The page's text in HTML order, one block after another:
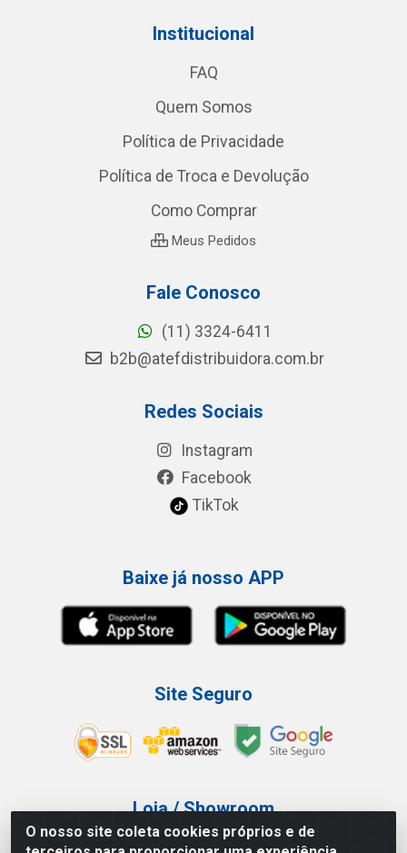
O nosso site coleta cookies próprios e de
Institucional
FAQ
Quem Somos
Política de Privacidade
Política de Troca e Devolução
Como Comprar
Meus Pedidos
Fale Conosco
(11) 3324-6411
b2b@atefdistribuidora.com.br
Redes Sociais
Instagram
Facebook
TikTok
Baixe já nosso APP
Site Seguro
Loja / Showroom
Tel.: (11) 3227-0546